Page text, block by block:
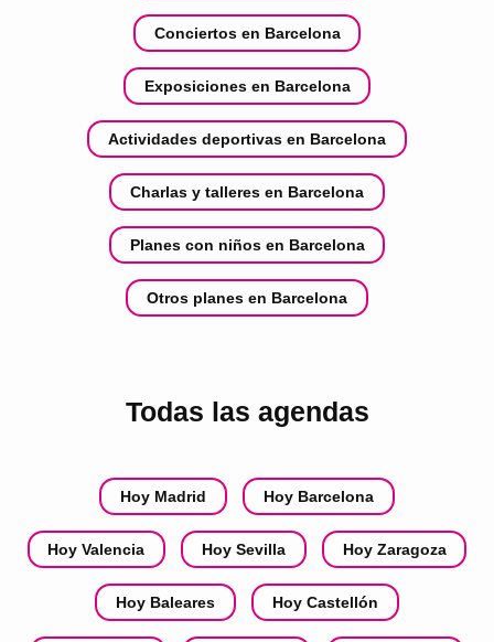
Conciertos en Barcelona
Exposiciones en Barcelona
Actividades deportivas en Barcelona
Charlas y talleres en Barcelona
Planes con niños en Barcelona
Otros planes en Barcelona
Todas las agendas
Hoy Madrid Hoy Barcelona
Hoy Valencia Hoy Sevilla Hoy Zaragoza
Hoy Baleares Hoy Castellón